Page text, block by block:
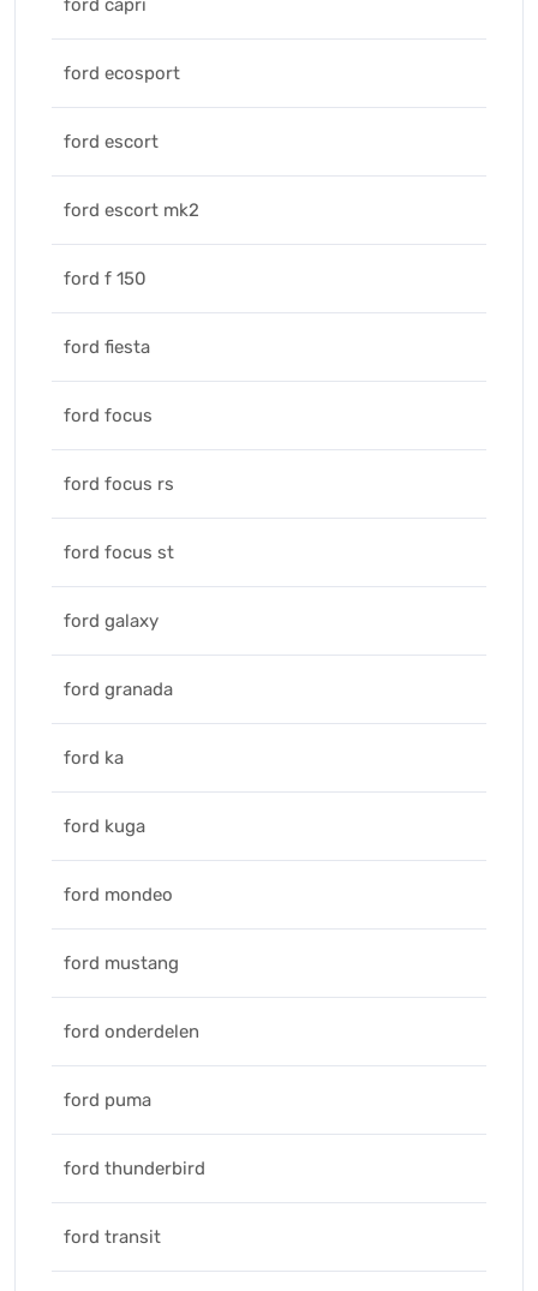
ford capri
ford ecosport
ford escort
ford escort mk2
ford f 150
ford fiesta
ford focus
ford focus rs
ford focus st
ford galaxy
ford granada
ford ka
ford kuga
ford mondeo
ford mustang
ford onderdelen
ford puma
ford thunderbird
ford transit